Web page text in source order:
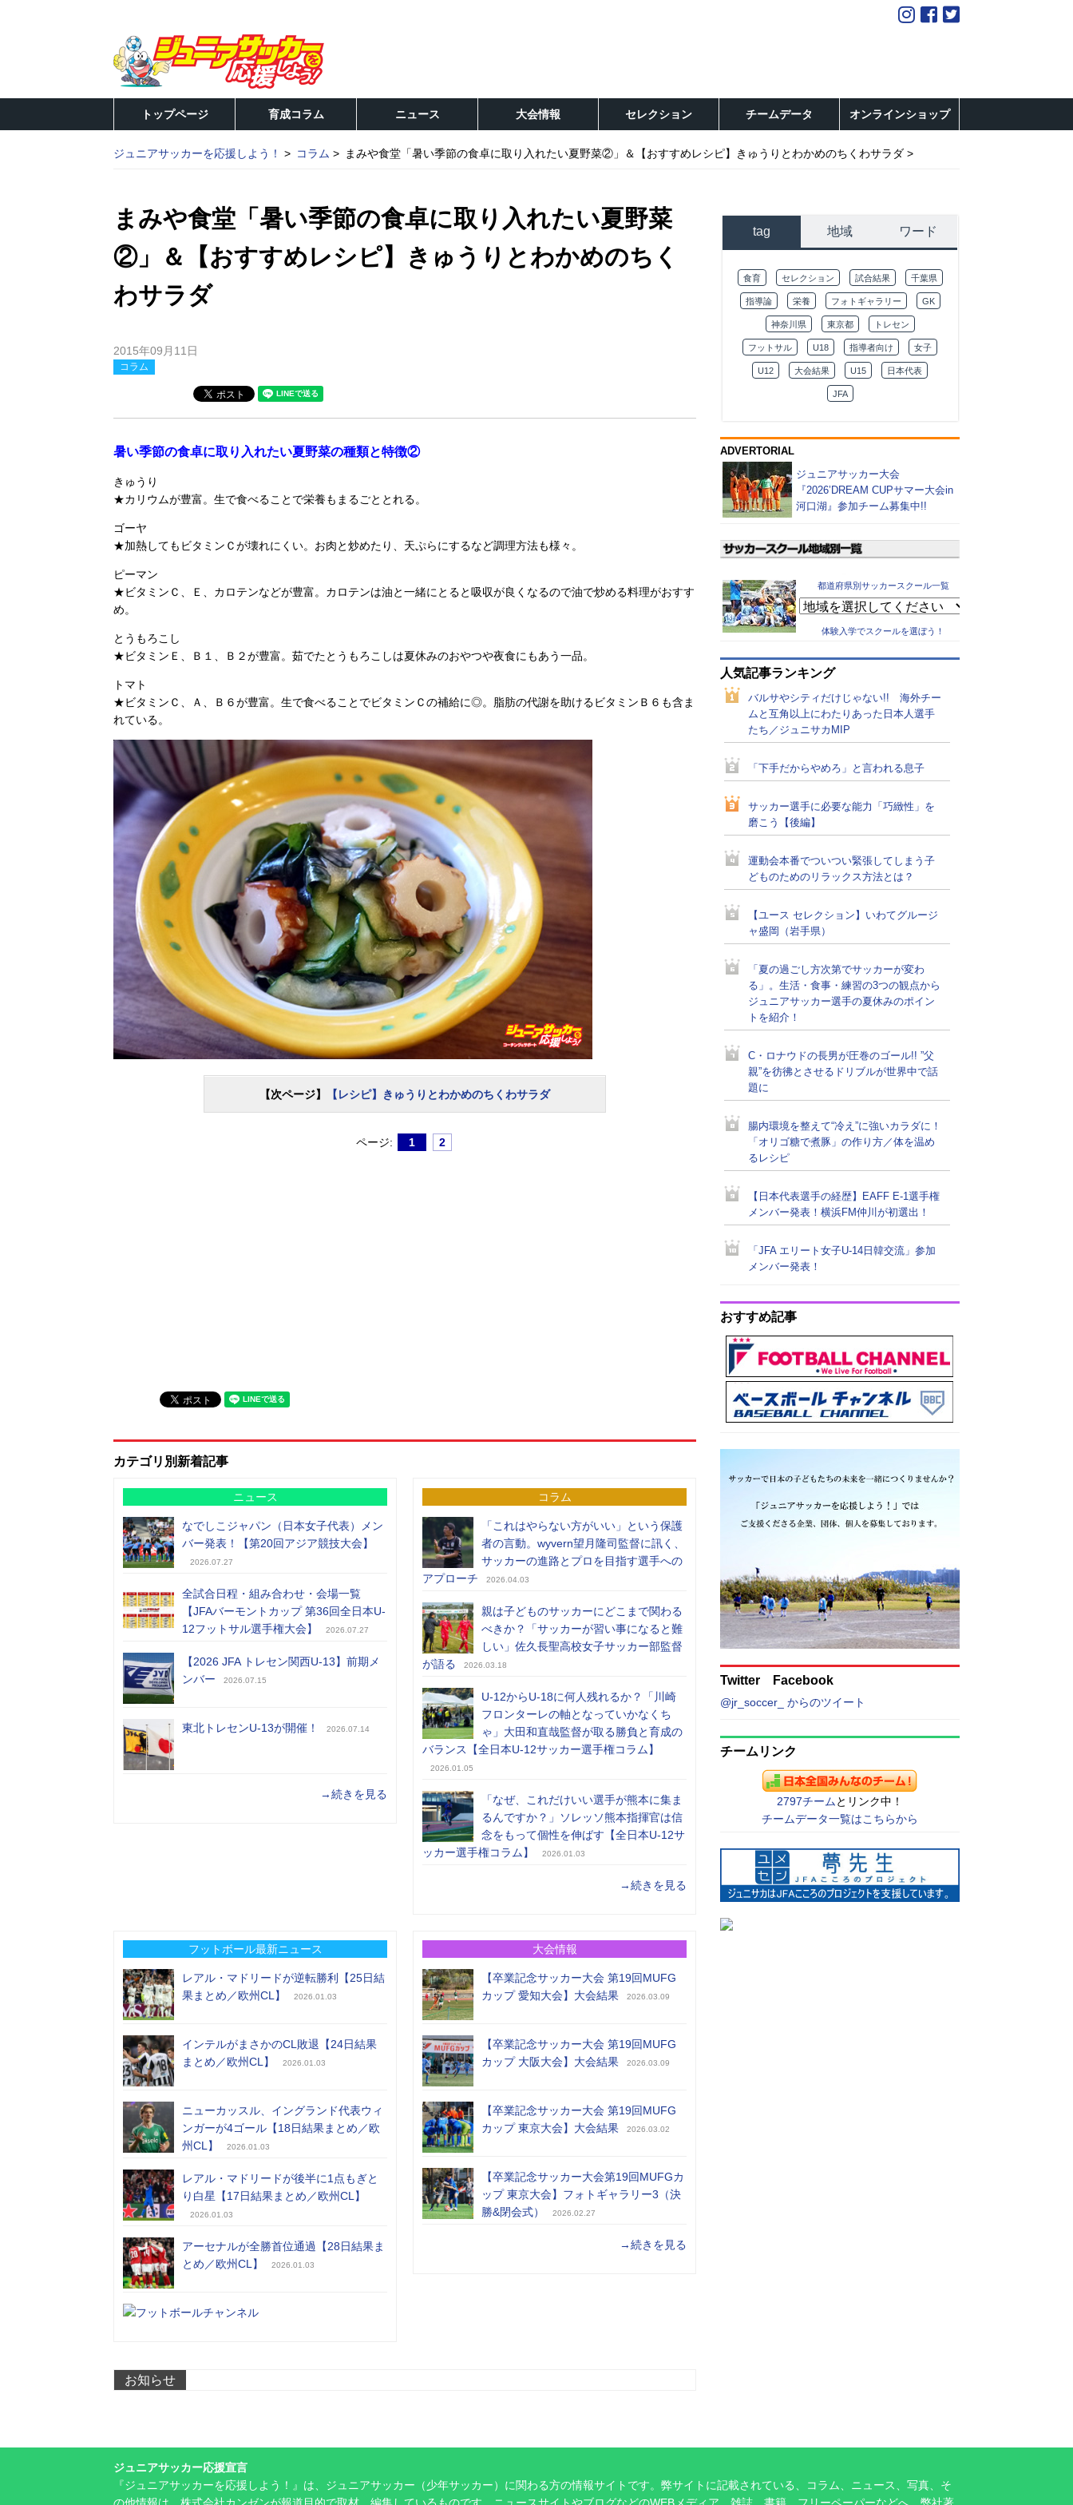
トップページ 育成コラム ニュース 大会情報 セレクション チームデータ オンラインショップ
ジュニアサッカーを応援しよう！ コラム まみや食堂「暑い季節の食卓に取り入れたい夏野菜②」＆【おすすめレシピ】きゅうりとわかめのちくわサラダ
まみや食堂「暑い季節の食卓に取り入れたい夏野菜
②」＆【おすすめレシピ】きゅうりとわかめのちく
わサラダ
2015年09月11日
コラム
暑い季節の食卓に取り入れたい夏野菜の種類と特徴②
きゅうり
★カリウムが豊富。生で食べることで栄養もまるごととれる。
ゴーヤ
★加熱してもビタミンＣが壊れにくい。お肉と炒めたり、天ぷらにするなど調理方法も様々。
ピーマン
★ビタミンＣ、Ｅ、カロテンなどが豊富。カロテンは油と一緒にとると吸収が良くなるので油で炒める料理がおすす
め。
とうもろこし
★ビタミンＥ、Ｂ１、Ｂ２が豊富。茹でたとうもろこしは夏休みのおやつや夜食にもあう一品。
トマト
★ビタミンＣ、Ａ、Ｂ６が豊富。生で食べることでビタミンＣの補給に◎。脂肪の代謝を助けるビタミンＢ６も含ま
れている。
【次ページ】 【レシピ】きゅうりとわかめのちくわサラダ
ページ: 1 2
カテゴリ別新着記事
ニュース
なでしこジャパン（日本女子代表）メン
バー発表！【第20回アジア競技大会】
2026.07.27
全試合日程・組み合わせ・会場一覧
【JFAバーモントカップ 第36回全日本U-
12フットサル選手権大会】
2026.07.27
【2026 JFA トレセン関西U-13】前期メ
ンバー
2026.07.15
東北トレセンU-13が開催！ 2026.07.14
→続きを見る
コラム
「これはやらない方がいい」という保護
者の言動。wyvern望月隆司監督に訊く、
サッカーの進路とプロを目指す選手への
アプローチ
2026.04.03
親は子どものサッカーにどこまで関わる
べきか？「サッカーが習い事になると難
しい」佐久長聖高校女子サッカー部監督
が語る
2026.03.18
U-12からU-18に何人残れるか？「川崎
フロンターレの軸となっていかなくち
ゃ」大田和直哉監督が取る勝負と育成の
バランス【全日本U-12サッカー選手権コラム】
2026.01.05
「なぜ、これだけいい選手が熊本に集ま
るんですか？」ソレッソ熊本指揮官は信
念をもって個性を伸ばす【全日本U-12サ
ッカー選手権コラム】
2026.01.03
→続きを見る
フットボール最新ニュース
レアル・マドリードが逆転勝利【25日結
果まとめ／欧州CL】
2026.01.03
インテルがまさかのCL敗退【24日結果
まとめ／欧州CL】
2026.01.03
ニューカッスル、イングランド代表ウィ
ンガーが4ゴール【18日結果まとめ／欧
州CL】
2026.01.03
レアル・マドリードが後半に1点もぎと
り白星【17日結果まとめ／欧州CL】
2026.01.03
アーセナルが全勝首位通過【28日結果ま
とめ／欧州CL】
2026.01.03
大会情報
【卒業記念サッカー大会 第19回MUFG
カップ 愛知大会】大会結果
2026.03.09
【卒業記念サッカー大会 第19回MUFG
カップ 大阪大会】大会結果
2026.03.09
【卒業記念サッカー大会 第19回MUFG
カップ 東京大会】大会結果
2026.03.02
【卒業記念サッカー大会第19回MUFGカ
ップ 東京大会】フォトギャラリー3（決
勝&閉会式）
2026.02.27
→続きを見る
お知らせ
tag 地域 ワード
食育 セレクション 試合結果 千葉県
指導論 栄養 フォトギャラリー GK
神奈川県 東京都 トレセン
フットサル U18 指導者向け 女子
U12 大会結果 U15 日本代表
JFA
ADVERTORIAL
ジュニアサッカー大会
『2026’DREAM CUPサマー大会in
河口湖』参加チーム募集中!!
都道府県別サッカースクール一覧
体験入学でスクールを選ぼう！
人気記事ランキング
バルサやシティだけじゃない!! 海外チー
ムと互角以上にわたりあった日本人選手
たち／ジュニサカMIP
「下手だからやめろ」と言われる息子
サッカー選手に必要な能力「巧緻性」を
磨こう【後編】
運動会本番でついつい緊張してしまう子
どものためのリラックス方法とは？
【ユース セレクション】いわてグルージ
ャ盛岡（岩手県）
「夏の過ごし方次第でサッカーが変わ
る」。生活・食事・練習の3つの観点から
ジュニアサッカー選手の夏休みのポイン
トを紹介！
C・ロナウドの長男が圧巻のゴール!! ”父
親”を彷彿とさせるドリブルが世界中で話
題に
腸内環境を整えて“冷え”に強いカラダに！
「オリゴ糖で煮豚」の作り方／体を温め
るレシピ
【日本代表選手の経歴】EAFF E-1選手権
メンバー発表！横浜FM仲川が初選出！
「JFA エリート女子U-14日韓交流」参加
メンバー発表！
おすすめ記事
Twitter Facebook
@jr_soccer_ からのツイート
チームリンク
2797チーム とリンク中！
チームデータ一覧はこちらから
ジュニアサッカー応援宣言
『ジュニアサッカーを応援しよう！』は、ジュニアサッカー（少年サッカー）に関わる方の情報サイトです。弊サイトに記載されている、コラム、ニュース、写真、そ